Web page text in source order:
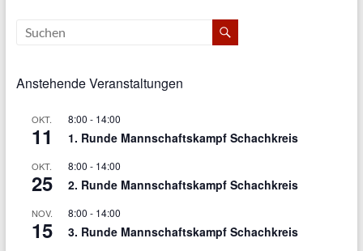
Anstehende Veranstaltungen
OKT.
11
8:00 - 14:00
1. Runde Mannschaftskampf Schachkreis
OKT.
25
8:00 - 14:00
2. Runde Mannschaftskampf Schachkreis
NOV.
15
8:00 - 14:00
3. Runde Mannschaftskampf Schachkreis